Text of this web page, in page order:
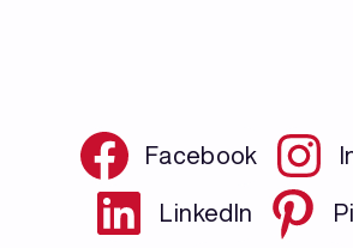
Facebook
LinkedIn